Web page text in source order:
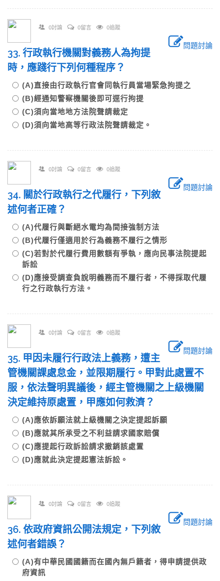
0討論 0留言 0追蹤
問題討論
33. 行政執行機關對義務人為拘提
時，應踐行下列何種程序？
(A)直接由行政執行官會同執行員當場緊急拘提之
(B)經通知警察機關後即可逕行拘提
(C)須向當地地方法院聲請裁定
(D)須向當地高等行政法院聲請裁定。
0討論 0留言 0追蹤
問題討論
34. 關於行政執行之代履行，下列敘
述何者正確？
(A)代履行與斷絕水電均為間接強制方法
(B)代履行僅適用於行為義務不履行之情形
(C)若對於代履行費用數額有爭執，應向民事法院提起
訴訟
(D)應接受調查負說明義務而不履行者，不得採取代履
行之行政執行方法。
0討論 0留言 0追蹤
問題討論
35. 甲因未履行行政法上義務，遭主
管機關課處怠金，並限期履行。甲對此處置不
服，依法聲明異議後，經主管機關之上級機關
決定維持原處置，甲應如何救濟？
(A)應依訴願法就上級機關之決定提起訴願
(B)應就其所承受之不利益請求國家賠償
(C)應提起行政訴訟請求撤銷該處置
(D)應就此決定提起憲法訴訟。
0討論 0留言 0追蹤
問題討論
36. 依政府資訊公開法規定，下列敘
述何者錯誤？
(A)有中華民國國籍而在國內無戶籍者，得申請提供政
府資訊